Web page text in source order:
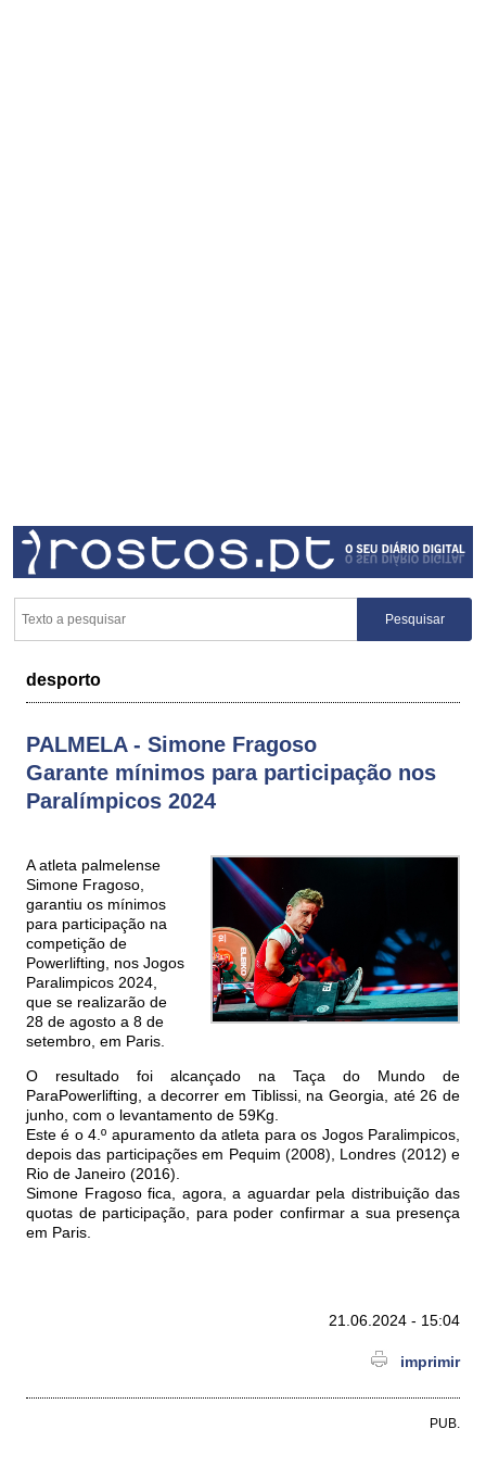
desporto
PALMELA - Simone Fragoso
Garante mínimos para participação nos
Paralímpicos 2024
A atleta palmelense
Simone Fragoso,
garantiu os mínimos
para participação na
competição de
Powerlifting, nos Jogos
Paralimpicos 2024,
que se realizarão de
28 de agosto a 8 de
setembro, em Paris.
O resultado foi alcançado na Taça do Mundo de
ParaPowerlifting, a decorrer em Tiblissi, na Georgia, até 26 de
junho, com o levantamento de 59Kg.
Este é o 4.º apuramento da atleta para os Jogos Paralimpicos,
depois das participações em Pequim (2008), Londres (2012) e
Rio de Janeiro (2016).
Simone Fragoso fica, agora, a aguardar pela distribuição das
quotas de participação, para poder confirmar a sua presença
em Paris.
21.06.2024 - 15:04
imprimir
PUB.